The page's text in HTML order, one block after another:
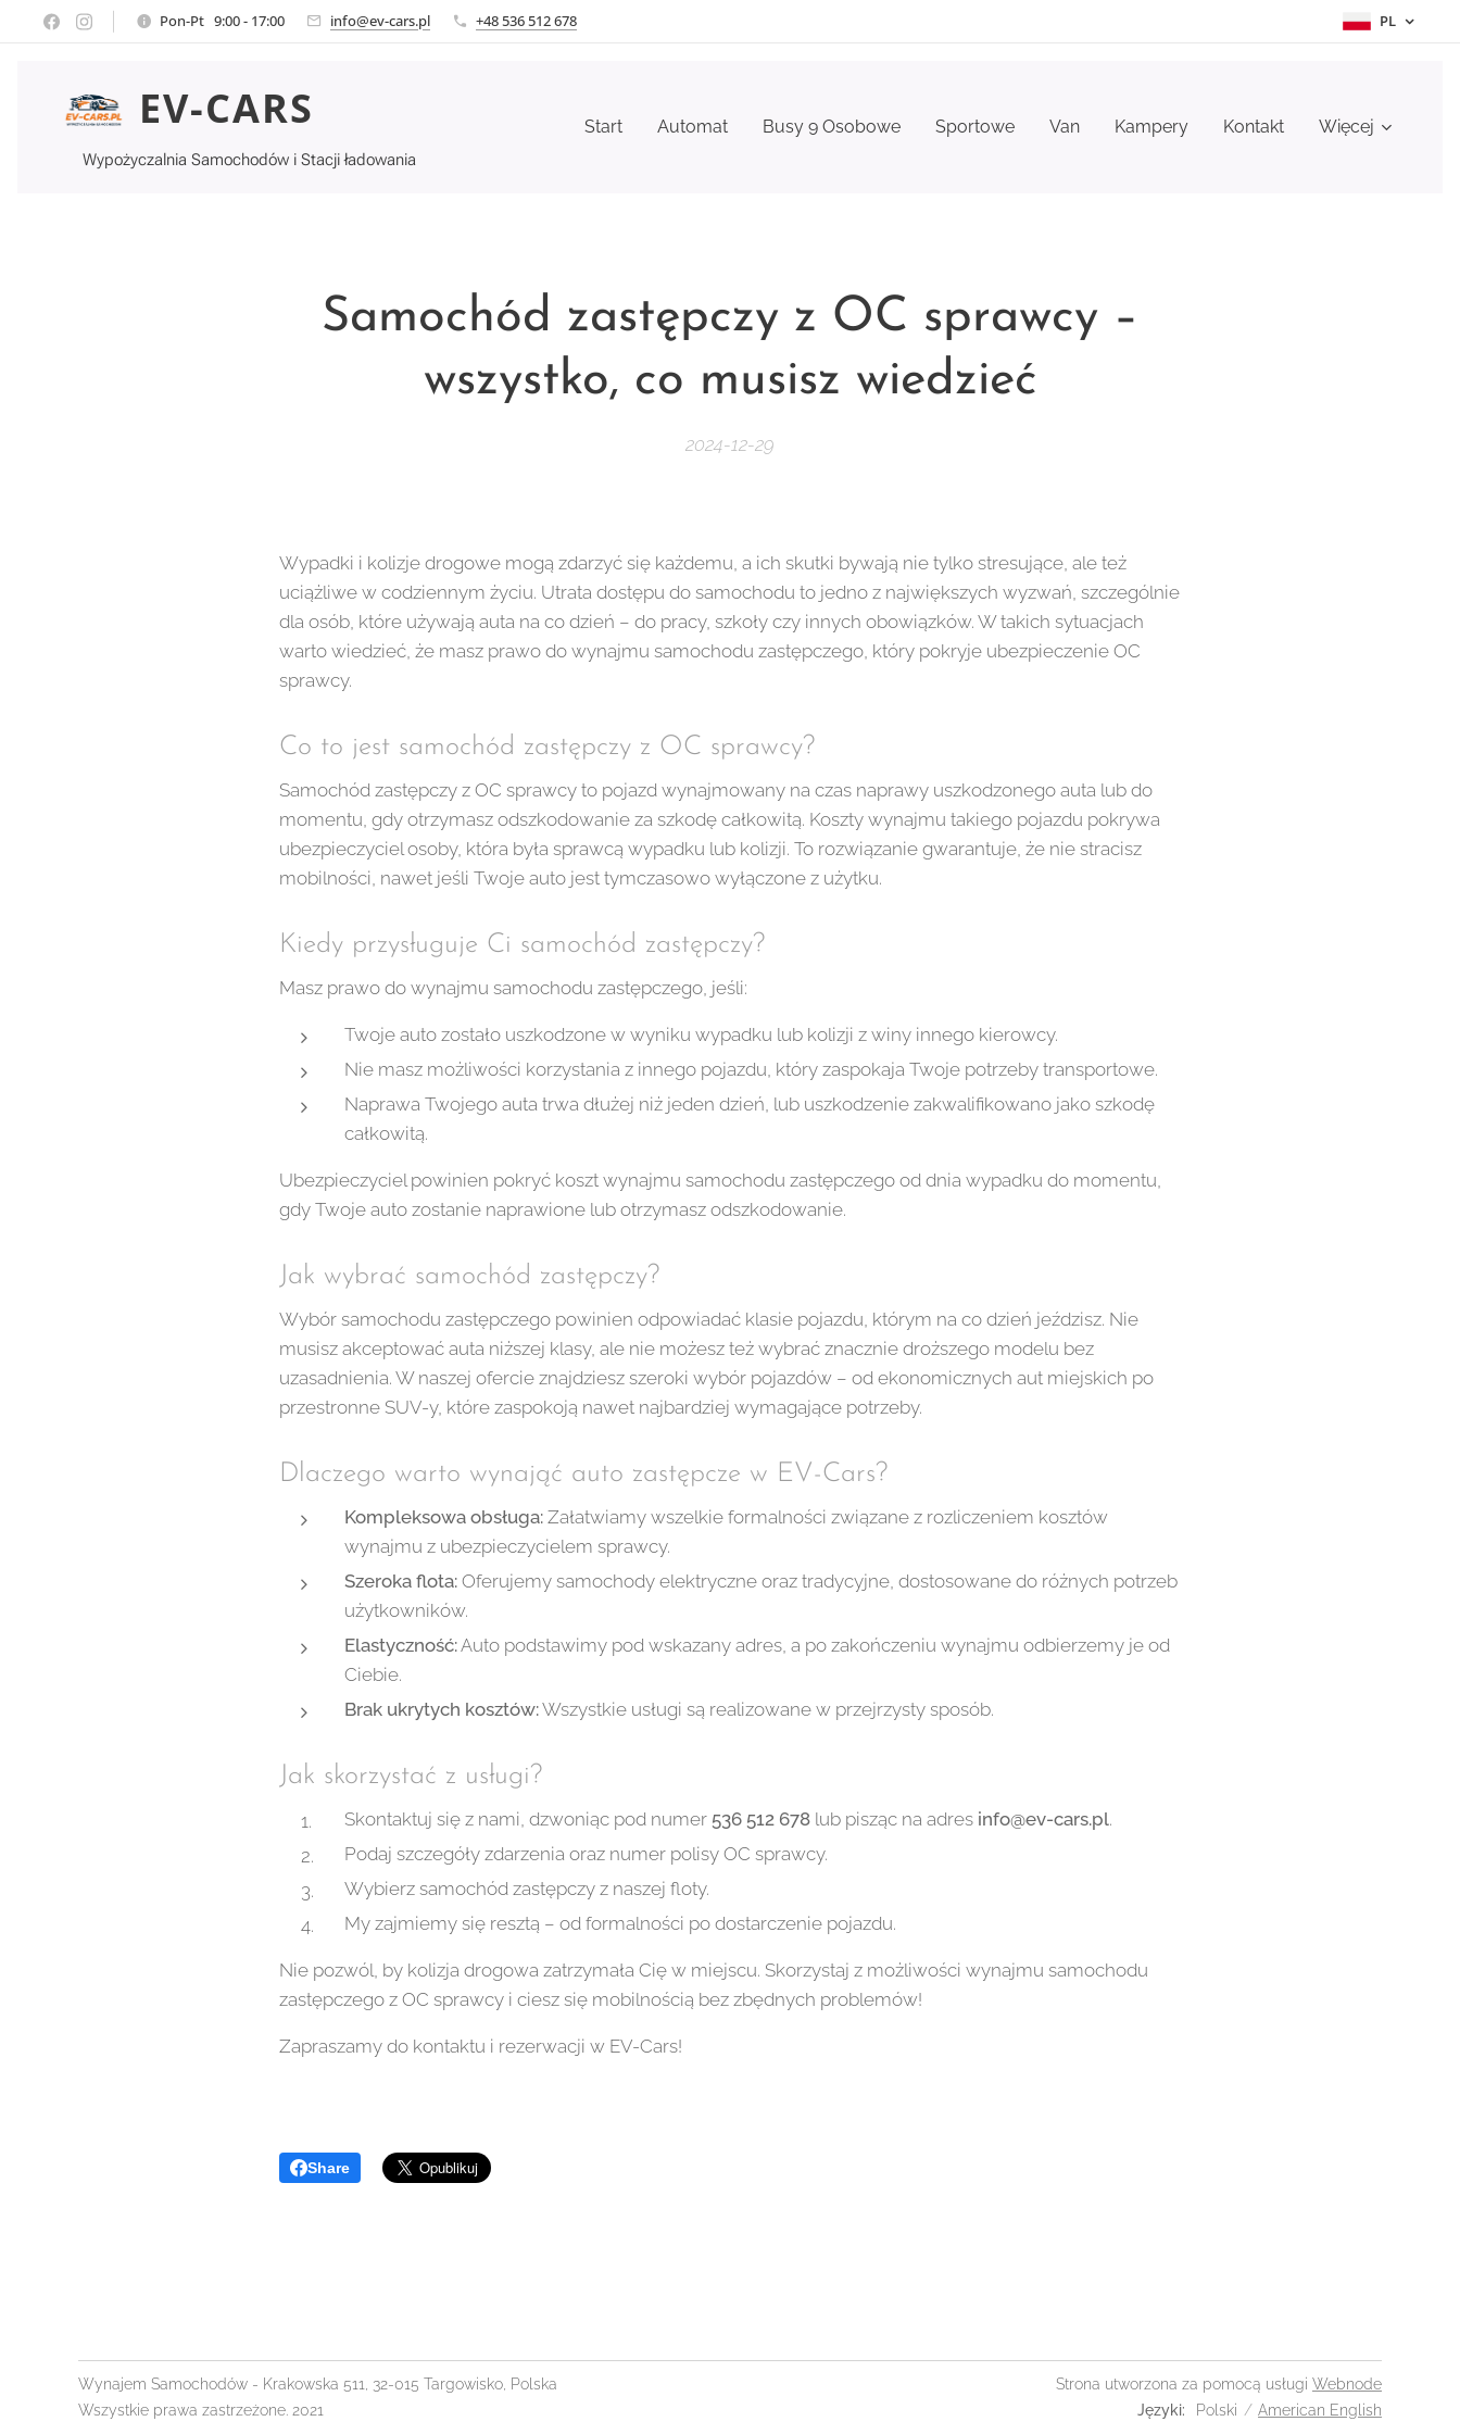
Pon-Pt 9:00 - 17:00 info@ev-cars.pl +48 536 512 678 PL
EV-CARS
Wypożyczalnia Samochodów i Stacji ładowania
Start Automat Busy 9 Osobowe Sportowe Van Kampery Kontakt Więcej
Samochód zastępczy z OC sprawcy –
wszystko, co musisz wiedzieć
2024-12-29
Wypadki i kolizje drogowe mogą zdarzyć się każdemu, a ich skutki bywają nie tylko stresujące, ale też
uciążliwe w codziennym życiu. Utrata dostępu do samochodu to jedno z największych wyzwań, szczególnie
dla osób, które używają auta na co dzień – do pracy, szkoły czy innych obowiązków. W takich sytuacjach
warto wiedzieć, że masz prawo do wynajmu samochodu zastępczego, który pokryje ubezpieczenie OC
sprawcy.
Co to jest samochód zastępczy z OC sprawcy?
Samochód zastępczy z OC sprawcy to pojazd wynajmowany na czas naprawy uszkodzonego auta lub do
momentu, gdy otrzymasz odszkodowanie za szkodę całkowitą. Koszty wynajmu takiego pojazdu pokrywa
ubezpieczyciel osoby, która była sprawcą wypadku lub kolizji. To rozwiązanie gwarantuje, że nie stracisz
mobilności, nawet jeśli Twoje auto jest tymczasowo wyłączone z użytku.
Kiedy przysługuje Ci samochód zastępczy?
Masz prawo do wynajmu samochodu zastępczego, jeśli:
Twoje auto zostało uszkodzone w wyniku wypadku lub kolizji z winy innego kierowcy.
Nie masz możliwości korzystania z innego pojazdu, który zaspokaja Twoje potrzeby transportowe.
Naprawa Twojego auta trwa dłużej niż jeden dzień, lub uszkodzenie zakwalifikowano jako szkodę
całkowitą.
Ubezpieczyciel powinien pokryć koszt wynajmu samochodu zastępczego od dnia wypadku do momentu,
gdy Twoje auto zostanie naprawione lub otrzymasz odszkodowanie.
Jak wybrać samochód zastępczy?
Wybór samochodu zastępczego powinien odpowiadać klasie pojazdu, którym na co dzień jeździsz. Nie
musisz akceptować auta niższej klasy, ale nie możesz też wybrać znacznie droższego modelu bez
uzasadnienia. W naszej ofercie znajdziesz szeroki wybór pojazdów – od ekonomicznych aut miejskich po
przestronne SUV-y, które zaspokoją nawet najbardziej wymagające potrzeby.
Dlaczego warto wynająć auto zastępcze w EV-Cars?
Kompleksowa obsługa: Załatwiamy wszelkie formalności związane z rozliczeniem kosztów
wynajmu z ubezpieczycielem sprawcy.
Szeroka flota: Oferujemy samochody elektryczne oraz tradycyjne, dostosowane do różnych potrzeb
użytkowników.
Elastyczność:Auto podstawimy pod wskazany adres, a po zakończeniu wynajmu odbierzemy je od
Ciebie.
Brak ukrytych kosztów:Wszystkie usługi są realizowane w przejrzysty sposób.
Jak skorzystać z usługi?
Skontaktuj się z nami, dzwoniąc pod numer 536 512 678 lub pisząc na adres info@ev-cars.pl.
Podaj szczegóły zdarzenia oraz numer polisy OC sprawcy.
Wybierz samochód zastępczy z naszej floty.
My zajmiemy się resztą – od formalności po dostarczenie pojazdu.
Nie pozwól, by kolizja drogowa zatrzymała Cię w miejscu. Skorzystaj z możliwości wynajmu samochodu
zastępczego z OC sprawcy i ciesz się mobilnością bez zbędnych problemów!
Zapraszamy do kontaktu i rezerwacji w EV-Cars! 🚗
Share
Wynajem Samochodów - Krakowska 511, 32-015 Targowisko, Polska
Wszystkie prawa zastrzeżone. 2021
Strona utworzona za pomocą usługi Webnode
Języki
Polski American English